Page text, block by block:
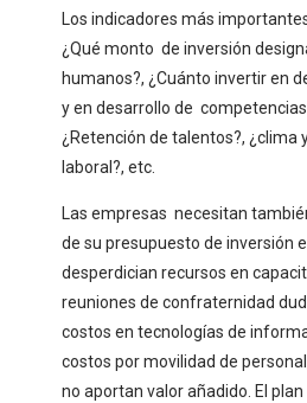
Los indicadores más
¿Qué monto de inversión
humanos?, ¿Cuánto invertir en
y en desarrollo de
¿Retención de talentos?, ¿clima
laboral?, etc.
Las empresas necesitan
de su presupuesto de inversión
desperdician recursos en
reuniones de confraternidad
costos en tecnologías de
costos por movilidad de
no aportan valor añadido. El